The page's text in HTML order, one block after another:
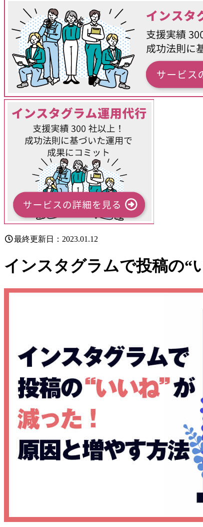
最終更新日：2023.01.12
インスタグラムで投稿の“